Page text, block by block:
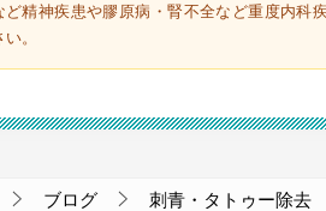
ど精神疾患や膠原病・腎不全など重度内科
。
ブログ 刺青・タトゥー除去